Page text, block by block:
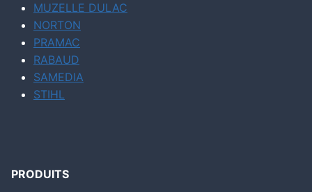
MUZELLE DULAC
NORTON
PRAMAC
RABAUD
SAMEDIA
STIHL
PRODUITS